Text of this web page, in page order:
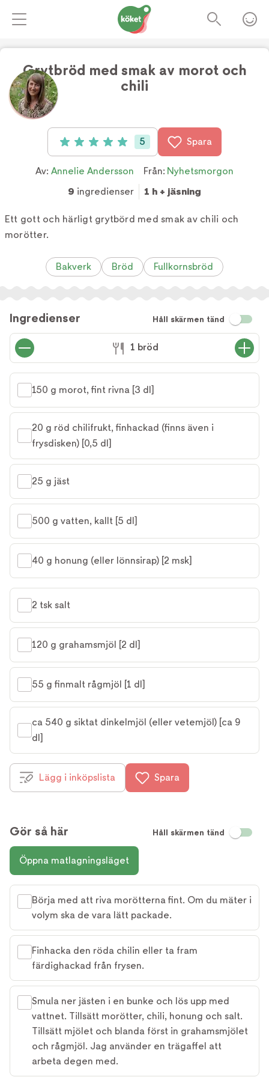
Grytbröd med smak av morot och
chili
Betyg: 5 av 5 (5 röster)
5 Spara
Av: Annelie Andersson Från: Nyhetsmorgon
9 ingredienser 1 h + jäsning
Ett gott och härligt grytbörd med smak av chili och
morötter.
Bakverk Bröd Fullkornsbröd
Ingredienser Håll skärmen tänd
1 bröd
150 g morot, fint rivna [3 dl]
20 g röd chilifrukt, finhackad (finns även i
frysdisken) [0,5 dl]
25 g jäst
500 g vatten, kallt [5 dl]
40 g honung (eller lönnsirap) [2 msk]
2 tsk salt
120 g grahamsmjöl [2 dl]
55 g finmalt rågmjöl [1 dl]
ca 540 g siktat dinkelmjöl (eller vetemjöl) [ca 9
dl]
Lägg i inköpslista Spara
Gör så här Håll skärmen tänd
Öppna matlagningsläget
Börja med att riva morötterna fint. Om du mäter i
volym ska de vara lätt packade.
Finhacka den röda chilin eller ta fram
färdighackad från frysen.
Smula ner jästen i en bunke och lös upp med
vattnet. Tillsätt morötter, chili, honung och salt.
Tillsätt mjölet och blanda först in grahamsmjölet
och rågmjöl. Jag använder en trägaffel att
arbeta degen med.